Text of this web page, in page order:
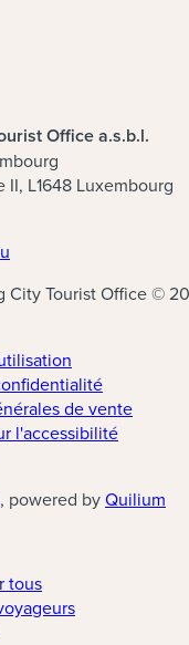
Office a.s.b.l.
L1648 Luxembourg
City Tourist Office ©
de vente
l'accessibilité
(nouvelle fenêtre)
, powered byQuilium
tous